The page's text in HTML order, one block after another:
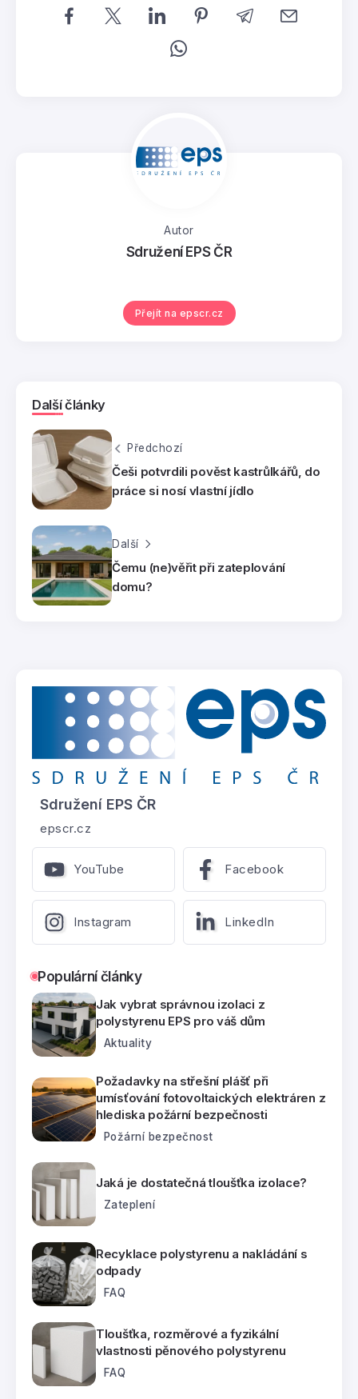
Autor
Sdružení EPS ČR
Přejít na epscr.cz
Další články
Předchozí
Češi potvrdili pověst kastrůlkářů, do
práce si nosí vlastní jídlo
Další
Čemu (ne)věřit při zateplování
domu?
Sdružení EPS ČR
epscr.cz
YouTube Facebook
Instagram LinkedIn
Populární články
Jak vybrat správnou izolaci z
polystyrenu EPS pro váš dům
Aktuality
Požadavky na střešní plášť při
umísťování fotovoltaických elektráren z
hlediska požární bezpečnosti
Požární bezpečnost
Jaká je dostatečná tloušťka izolace?
Zateplení
Recyklace polystyrenu a nakládání s
odpady
FAQ
Tloušťka, rozměrové a fyzikální
vlastnosti pěnového polystyrenu
FAQ